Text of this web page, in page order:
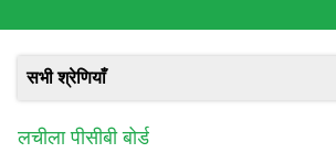
सभी श्रेणियाँ
लचीला पीसीबी बोर्ड